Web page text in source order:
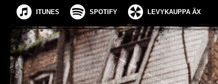
ITUNES SPOTIFY LEVYKAUPPA ÄX